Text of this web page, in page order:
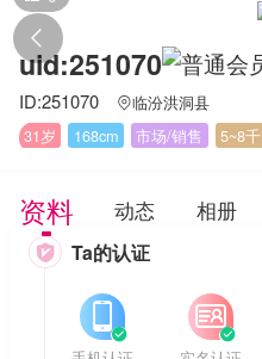

uid:251070
ID:251070 临汾洪洞县
31岁
168cm 市场/销售 5~8千
资料 动态 相册
 Ta的认证



